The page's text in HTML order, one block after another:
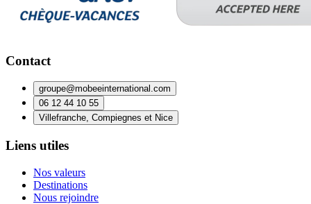
Contact
groupe@mobeeinternational.com
06 12 44 10 55
Villefranche, Compiegnes et Nice
Liens utiles
Nos valeurs
Destinations
Nous rejoindre